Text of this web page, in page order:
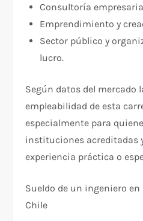
Consultoría
Emprendimiento y
Sector público y
lucro.
Según datos del mercado
empleabilidad de esta
especialmente para
instituciones acreditadas
experiencia práctica o
Sueldo de un ingeniero
Chile